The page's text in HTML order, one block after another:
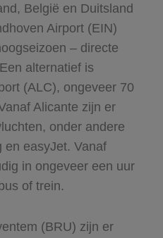
België en Duitsland
Airport (EIN)
– directe
alternatief is
(ALC), ongeveer 70
Alicante zijn er
onder andere
en easyJet. Vanaf
in ongeveer een uur
of trein.
(BRU) zijn er